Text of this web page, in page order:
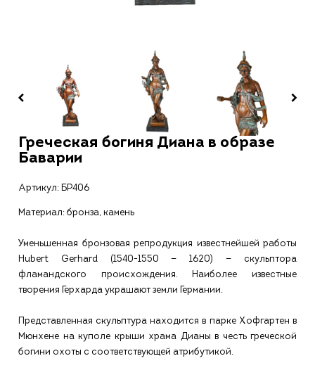
Греческая богиня Диана в образе
Баварии
Артикул: БР406
Материал: бронза, камень
Уменьшенная бронзовая репродукция известнейшей работы
Hubert Gerhard (1540-1550 — 1620) — скульптора
фламандского происхождения. Наиболее известные
творения Герхарда украшают земли Германии.
Представленная скульптура находится в парке Хофгартен в
Мюнхене на куполе крыши храма Дианы в честь греческой
богини охоты с соответствующей атрибутикой.